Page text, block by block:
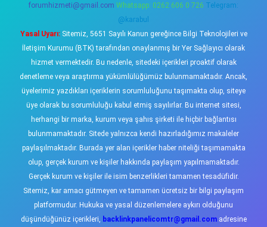
forumhizmeti@gmail.com Whatsapp: 0262 606 0 726 Telegram:
@karabul
Yasal Uyarı:Sitemiz, 5651 Sayılı Kanun gereğince Bilgi Teknolojileri ve
İletişim Kurumu (BTK) tarafından onaylanmış bir Yer Sağlayıcı olarak
hizmet vermektedir. Bu nedenle, sitedeki içerikleri proaktif olarak
denetleme veya araştırma yükümlülüğümüz bulunmamaktadır. Ancak,
üyelerimiz yazdıkları içeriklerin sorumluluğunu taşımakta olup, siteye
üye olarak bu sorumluluğu kabul etmiş sayılırlar. Bu internet sitesi,
herhangi bir marka, kurum veya şahıs şirketi ile hiçbir bağlantısı
bulunmamaktadır. Sitede yalnızca kendi hazırladığımız makaleler
paylaşılmaktadır. Burada yer alan içerikler haber niteliği taşımamakta
olup, gerçek kurum ve kişiler hakkında paylaşım yapılmamaktadır.
Gerçek kurum ve kişiler ile isim benzerlikleri tamamen tesadüfidir.
Sitemiz, kar amacı gütmeyen ve tamamen ücretsiz bir bilgi paylaşım
platformudur. Hukuka ve yasal düzenlemelere aykırı olduğunu
düşündüğünüz içerikleri, backlinkpanelicomtr@gmail.comadresine